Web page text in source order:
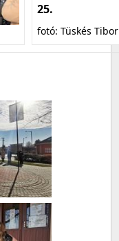
25.
fotó: Tüskés Tibor